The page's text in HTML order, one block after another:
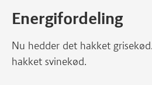
Energifordeling
Nu hedder det hakket
hakket svinekød.